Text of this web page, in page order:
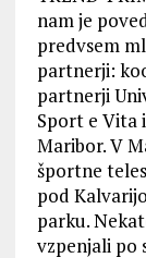
nam je
predvsem
partnerji:
partnerji
Sport e Vita
Maribor. V
športne
pod
parku.
vzpenjali po